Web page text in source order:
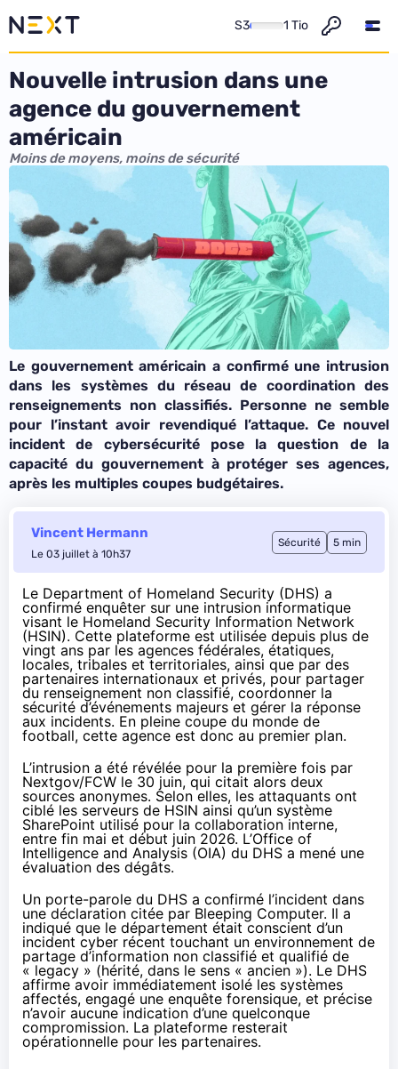
S3 1 Tio
Nouvelle intrusion dans une
agence du gouvernement
américain
Moins de moyens, moins de sécurité
Le gouvernement américain a confirmé une intrusion
dans les systèmes du réseau de coordination des
renseignements non classifiés. Personne ne semble
pour l’instant avoir revendiqué l’attaque. Ce nouvel
incident de cybersécurité pose la question de la
capacité du gouvernement à protéger ses agences,
après les multiples coupes budgétaires.
Vincent Hermann
Le 03 juillet à 10h37
Sécurité 5 min
Le Department of Homeland Security (DHS) a
confirmé enquêter sur une intrusion informatique
visant le Homeland Security Information Network
(HSIN). Cette plateforme est utilisée depuis plus de
vingt ans par les agences fédérales, étatiques,
locales, tribales et territoriales, ainsi que par des
partenaires internationaux et privés, pour partager
du renseignement non classifié, coordonner la
sécurité d’événements majeurs et gérer la réponse
aux incidents. En pleine coupe du monde de
football, cette agence est donc au premier plan.
L’intrusion a été révélée pour la première fois par
Nextgov/FCW le 30 juin, qui citait alors deux
sources anonymes. Selon elles, les attaquants ont
ciblé les serveurs de HSIN ainsi qu’un système
SharePoint utilisé pour la collaboration interne,
entre fin mai et début juin 2026. L’Office of
Intelligence and Analysis (OIA) du DHS a mené une
évaluation des dégâts.
Un porte-parole du DHS a confirmé l’incident dans
une déclaration citée par Bleeping Computer. Il a
indiqué que le département était conscient d’un
incident cyber récent touchant un environnement de
partage d’information non classifié et qualifié de
« legacy » (hérité, dans le sens « ancien »). Le DHS
affirme avoir immédiatement isolé les systèmes
affectés, engagé une enquête forensique, et précise
n’avoir aucune indication d’une quelconque
compromission. La plateforme resterait
opérationnelle pour les partenaires.